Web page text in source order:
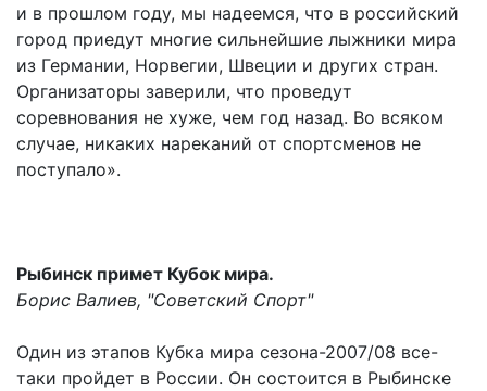
и в прошлом году, мы надеемся, что в российский
город приедут многие сильнейшие лыжники мира
из Германии, Норвегии, Швеции и других стран.
Организаторы заверили, что проведут
соревнования не хуже, чем год назад. Во всяком
случае, никаких нареканий от спортсменов не
поступало».
Рыбинск примет Кубок мира.
Борис Валиев, "Советский Спорт"
Один из этапов Кубка мира сезона-2007/08 все-
таки пройдет в России. Он состоится в Рыбинске